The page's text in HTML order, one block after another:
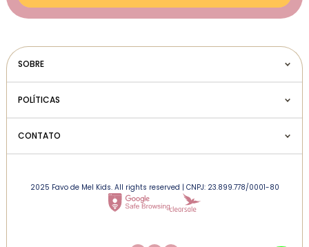
SOBRE
POLÍTICAS
CONTATO
2025 Favo de Mel Kids. All rights reserved | CNPJ: 23.899.778/0001-80